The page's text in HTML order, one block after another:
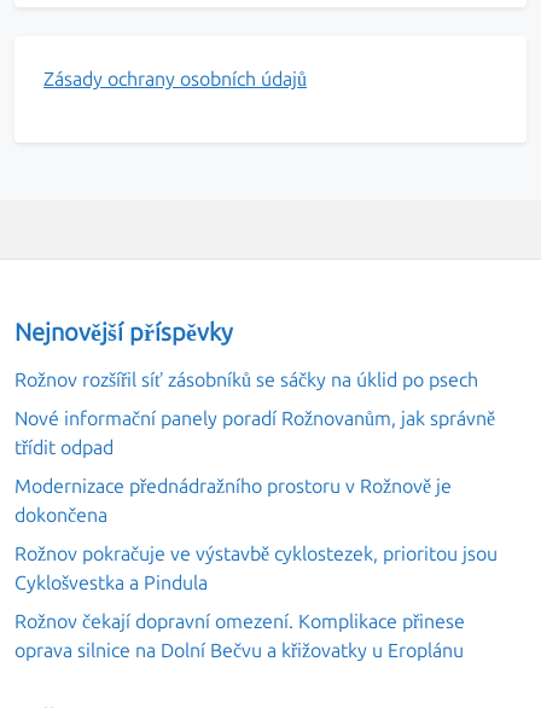
Zásady ochrany osobních údajů
Nejnovější příspěvky
Rožnov rozšířil síť zásobníků se sáčky na úklid po psech
Nové informační panely poradí Rožnovanům, jak správně
třídit odpad
Modernizace přednádražního prostoru v Rožnově je
dokončena
Rožnov pokračuje ve výstavbě cyklostezek, prioritou jsou
Cyklošvestka a Pindula
Rožnov čekají dopravní omezení. Komplikace přinese
oprava silnice na Dolní Bečvu a křižovatky u Eroplánu